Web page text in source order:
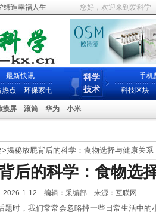
缔造幸福人生 您好，欢迎来到爱科学
最新快讯
热点
环保家电
科学
技术
手机
科技区块
摸屏 滚筒 华为 小米
>揭秘放屁背后的科学：食物选择与健康关系
后的科学：食物选
2026-1-12 编辑：采编部 来源：互联网
时，我们常常会忽略掉一些日常生活中的